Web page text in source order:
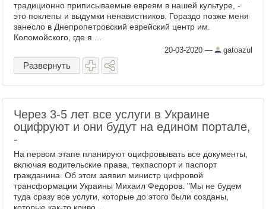
традиционно приписываемые евреям в нашей культуре, -
это поклепы и выдумки ненавистников. Гораздо позже меня
занесло в Днепропетровский еврейский центр им.
Коломойского, где я ...
20-03-2020 — gatoazul
Развернуть
Через 3-5 лет все услуги в Украине
оцифруют и они будут на едином портале,
-
На первом этапе планируют оцифровывать все документы,
включая водительские права, техпаспорт и паспорт
гражданина. Об этом заявил министр цифровой
трансформации Украины Михаил Федоров. "Мы не будем
туда сразу все услуги, которые до этого были созданы,